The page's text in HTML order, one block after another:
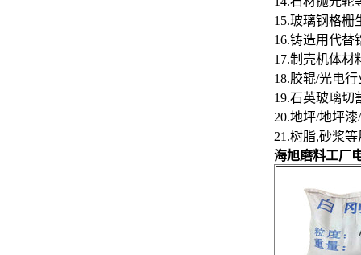
15.玻璃钢格栅
16.铸造用代替
17.制壳机体材
18.胶辊/光电
19.石英玻璃切
20.地坪/地坪
21.树脂,砂浆
海旭磨料工厂